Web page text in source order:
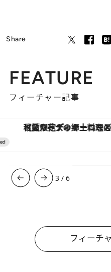
Share
FEATURE
フィーチャー記事
【夏限定ディナーコース】旬を迎える稚鮎や花ズッキーニなどをイタ
3 /6
フィーチ